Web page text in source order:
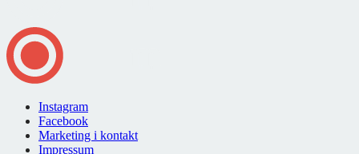
Instagram
Facebook
Marketing i kontakt
Impressum